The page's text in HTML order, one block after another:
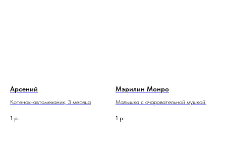
Арсений
Котенок-автомеханик, 3 месяца
1 р.
Мэрилин Монро
Малышка с очаровательной мушкой.
1 р.